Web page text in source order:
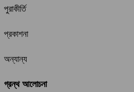
পুরাকীর্তি
প্রকাশনা
অন্যান্য
গ্রন্থ আলোচনা